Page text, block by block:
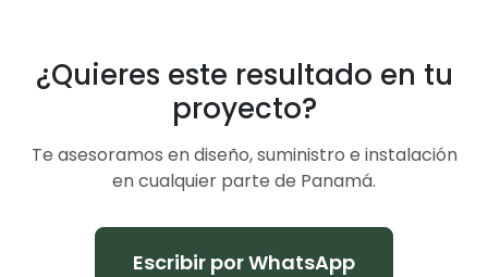
¿Quieres este resultado en tu
proyecto?
Te asesoramos en diseño, suministro e instalación
en cualquier parte de Panamá.
Escribir por WhatsApp